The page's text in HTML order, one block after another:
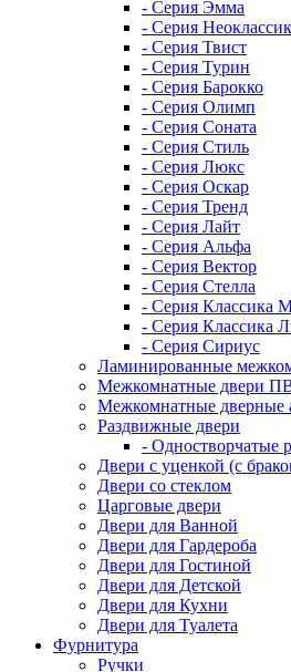
- Серия Эмма
- Серия
- Серия Твист
- Серия Турин
- Серия Барокко
- Серия Олимп
- Серия Соната
- Серия Стиль
- Серия Люкс
- Серия Оскар
- Серия Тренд
- Серия Лайт
- Серия Альфа
- Серия Вектор
- Серия Стелла
- Серия Классика
- Серия Классика
- Серия Сириус
Ламинированные
Межкомнатные двери
Межкомнатные дверные
Раздвижные двери
- Одностворчатые
Двери с уценкой (с
Двери со стеклом
Царговые двери
Двери для Ванной
Двери для Гардероба
Двери для Гостиной
Двери для Детской
Двери для Кухни
Двери для Туалета
Фурнитура
Ручки